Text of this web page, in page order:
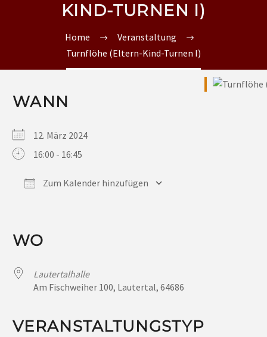
KIND-TURNEN I)
Home
Veranstaltung
Turnflöhe (Eltern-Kind-Turnen I)
WANN
12. März 2024
16:00 - 16:45
Zum Kalender hinzufügen
WO
Lautertalhalle
Am Fischweiher 100, Lautertal, 64686
VERANSTALTUNGSTYP